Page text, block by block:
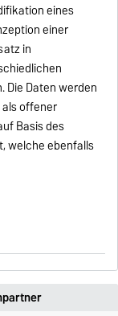
eines
einer
in
Die Daten werden
offener
Basis des
welche ebenfalls